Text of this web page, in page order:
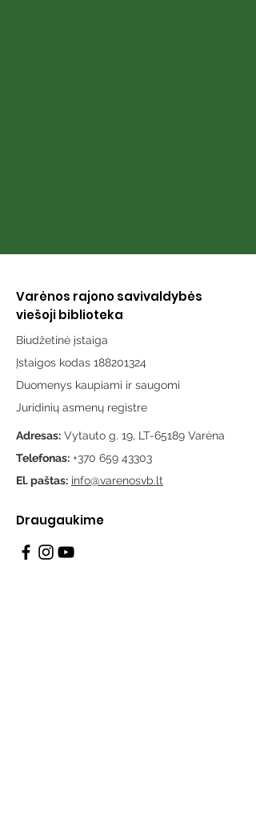
Varėnos rajono savivaldybės
viešoji biblioteka
Biudžetinė įstaiga
Įstaigos kodas 188201324
Duomenys kaupiami ir saugomi
Juridinių asmenų registre
Adresas: Vytauto g. 19, LT-65189 Varėna
Telefonas: +370 659 43303
El. paštas: info@varenosvb.lt
Draugaukime